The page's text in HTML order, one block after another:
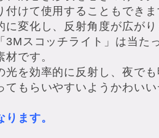
けて使用することもできま
変化し、反射角度が広がり
3Mスコッチライト」は当た
です。
を効率的に反射し、夜でも
もらいやすいようかわいい
ます。